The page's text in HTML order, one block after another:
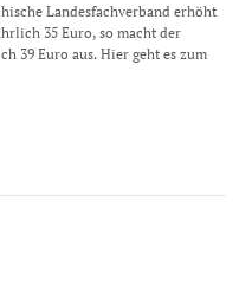
Landesfachverband erhöht
35 Euro, so macht der
39 Euro aus. Hier geht es zum